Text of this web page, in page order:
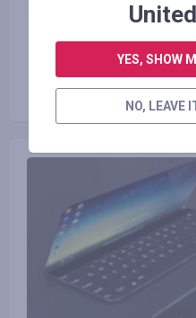
Види
транспорту і
YES, SHOW
NO, LEAVE